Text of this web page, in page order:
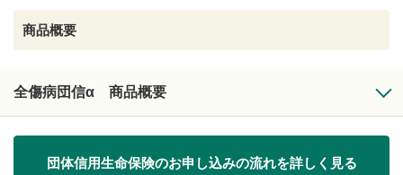
商品概要
全傷病団信α 商品概要
団体信用生命保険のお申し込みの流れを詳しく見る